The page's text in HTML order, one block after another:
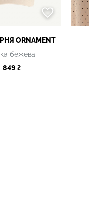
ОRNAMENT
бежева
849 ₴